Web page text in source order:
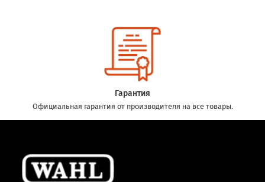
Гарантия
Официальная гарантия от производителя на все товары.